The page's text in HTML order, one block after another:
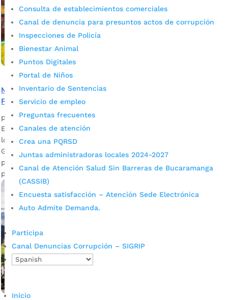
Consulta de establecimientos comerciales
Canal de denuncia para presuntos actos de corrupción
Inspecciones de Policía
Bienestar Animal
Puntos Digitales
Portal de Niños
Inventario de Sentencias
Servicio de empleo
Preguntas frecuentes
Canales de atención
Crea una PQRSD
Juntas administradoras locales 2024-2027
Canal de Atención Salud Sin Barreras de Bucaramanga
(CASSIB)
Encuesta satisfacción – Atención Sede Electrónica
Auto Admite Demanda.
Participa
Canal Denuncias Corrupción – SIGRIP
Inicio
Más de 85 millones de pesos en ganancias dejó el
Festival del Frito
por Camila Camacho|Jun 1, 2023
El Festival del Frito, una iniciativa gastronómica y cultural,
logró más de 85 millones de pesos de ganancias en total.
Gracias a la venta de 9,450 unidades de productos por
parte de los diferentes restaurantes asociados y stands
participantes.